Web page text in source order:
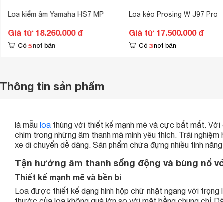
Loa kiểm âm Yamaha HS7 MP
Giá từ 18.260.000 đ
Có 5 nơi bán
Loa kéo Prosing W J97 Pro
Giá từ 17.500.000 đ
Có 3 nơi bán
Thông tin sản phẩm
là mẫu loa thùng với thiết kế mạnh mẽ và cực bắt mắt.
chìm trong những âm thanh mà mình yêu thích. Trải
xe di chuyển dễ dàng. Sản phẩm chứa đựng nhiều tính
Tận hưởng âm thanh sống động và bùng nổ
Thiết kế mạnh mẽ và bền bỉ
Loa được thiết kế dạng hình hộp chữ nhật ngang với